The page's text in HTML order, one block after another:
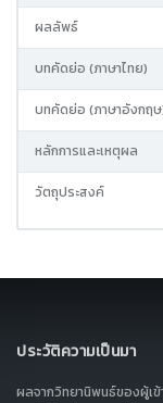
ผลลัพธ์
บทคัดย่อ (ภาษาไทย)
บทคัดย่อ (ภาษาอังกฤ
หลักการและเหตุผล
วัตถุประสงค์
ประวัติความเป็นมา
ผลจากวิทยานิพนธ์ของผู้เ